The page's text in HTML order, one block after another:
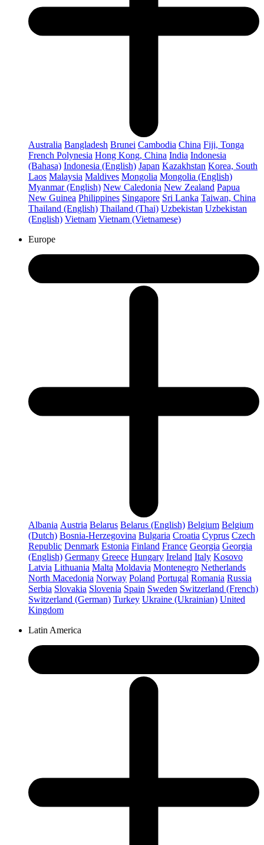
Australia Bangladesh Brunei Cambodia China Fiji, Tonga
French Polynesia Hong Kong, China India Indonesia
(Bahasa) Indonesia (English) Japan Kazakhstan Korea, South
Laos Malaysia Maldives Mongolia Mongolia (English)
Myanmar (English) New Caledonia New Zealand Papua
New Guinea Philippines Singapore Sri Lanka Taiwan, China
Thailand (English) Thailand (Thai) Uzbekistan Uzbekistan
(English) Vietnam Vietnam (Vietnamese)
Europe
Albania Austria Belarus Belarus (English) Belgium Belgium
(Dutch) Bosnia-Herzegovina Bulgaria Croatia Cyprus Czech
Republic Denmark Estonia Finland France Georgia Georgia
(English) Germany Greece Hungary Ireland Italy Kosovo
Latvia Lithuania Malta Moldavia Montenegro Netherlands
North Macedonia Norway Poland Portugal Romania Russia
Serbia Slovakia Slovenia Spain Sweden Switzerland (French)
Switzerland (German) Turkey Ukraine (Ukrainian) United
Kingdom
Latin America